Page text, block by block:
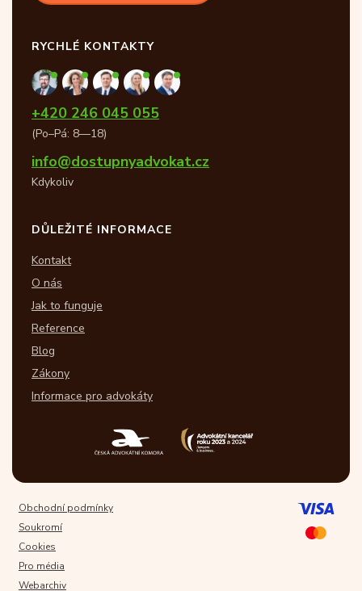
RYCHLÉ KONTAKTY
+420 246 045 055
(Po–Pá: 8—18)
info@dostupnyadvokat.cz
Kdykoliv
DŮLEŽITÉ INFORMACE
Kontakt
O nás
Jak to funguje
Reference
Blog
Zákony
Informace pro advokáty
Obchodní podmínky
Soukromí
Cookies
Pro média
Webarchiv